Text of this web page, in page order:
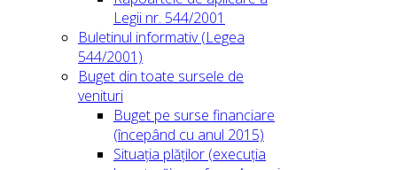
Legii nr. 544/2001
Buletinul informativ (Legea
544/2001)
Buget din toate sursele de
venituri
Buget pe surse financiare
(începând cu anul 2015)
Situația plăților (execuția